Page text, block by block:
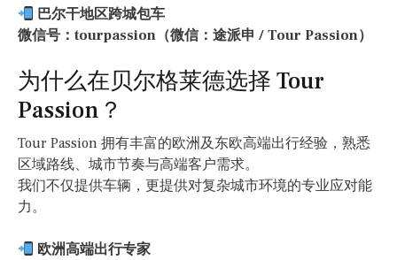
巴尔干地区跨城包车
微信号：tourpassion（微信：途派申 / Tour Passion）
为什么在贝尔格莱德选择 Tour
Passion？
Tour Passion 拥有丰富的欧洲及东欧高端出行经验，熟悉
区域路线、城市节奏与高端客户需求。
我们不仅提供车辆，更提供对复杂城市环境的专业应对能
力。
欧洲高端出行专家